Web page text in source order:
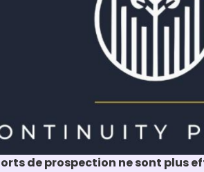
de prospection ne sont plus